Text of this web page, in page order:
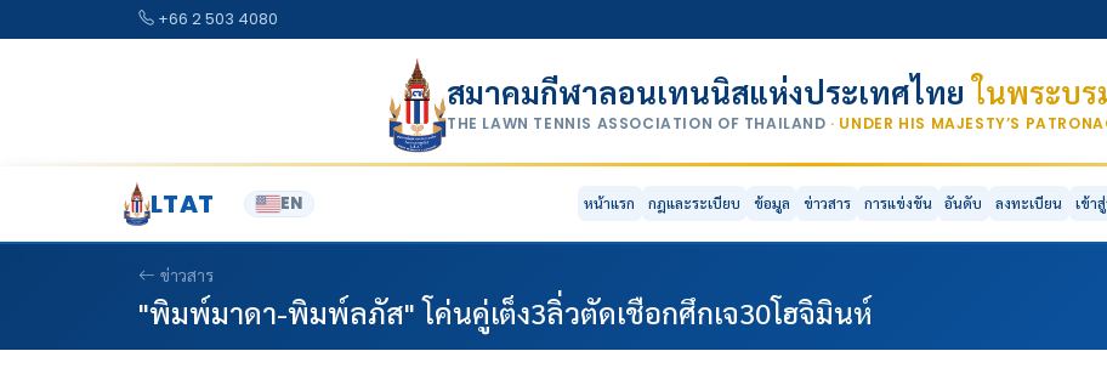
+66 2 503 4080
สมาคมกีฬาลอนเทนนิสแห่งประเทศไทยในพระบ
THE LAWN TENNIS ASSOCIATION OF THAILAND · UNDER HIS MAJESTY’S
LTAT EN หน้าแรก กฎและระเบียบ ข้อมูล ข่าวสาร การแข่งขัน อันดับ ลงทะเบียน เข้า
ข่าวสาร
"พิมพ์มาดา-พิมพ์ลภัส" โค่นคู่เต็ง3ลิ่วตัดเชือกศึกเจ30โฮจิมินห์